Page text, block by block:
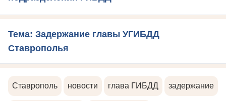
Тема: Задержание главы УГИБДД
Ставрополья
Ставрополь новости глава ГИБДД задержание